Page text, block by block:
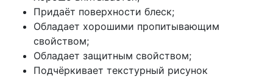
Придаёт поверхности блеск;
Обладает хорошими пропитывающим
свойством;
Обладает защитным свойством;
Подчёркивает текстурный рисунок